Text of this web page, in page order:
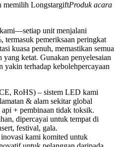
memilih LongstargiftProduk acara
unit menjalani
termasuk pemeriksaan peringkat
kuasa penuh, memastikan semua
ketat. Gunakan penyelesaian
yakin terhadap kebolehpercayaan
RoHS) – sistem LED kami
& alam sekitar global
+ pembinaan tidak toksik.
dipercayai untuk tempat di
festival, gala.
kami komited untuk